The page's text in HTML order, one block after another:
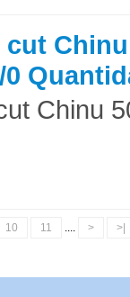
Chinu
0
Chinu
10 11 .... > >|